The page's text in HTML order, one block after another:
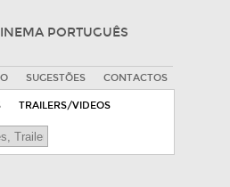
PORTUGUÊS
SUGESTÕES CONTACTOS
TRAILERS/VIDEOS